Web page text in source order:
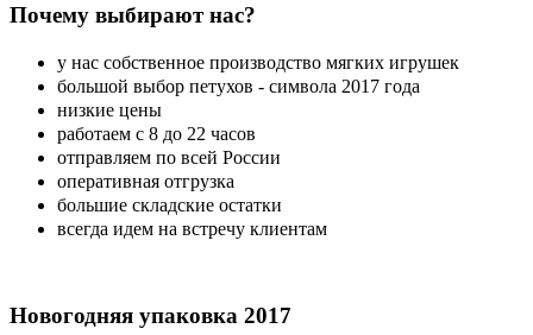
Почему выбирают нас?
у нас собственное производство мягких игрушек
большой выбор петухов - символа 2017 года
низкие цены
работаем с 8 до 22 часов
отправляем по всей России
оперативная отгрузка
большие складские остатки
всегда идем на встречу клиентам
Новогодняя упаковка 2017